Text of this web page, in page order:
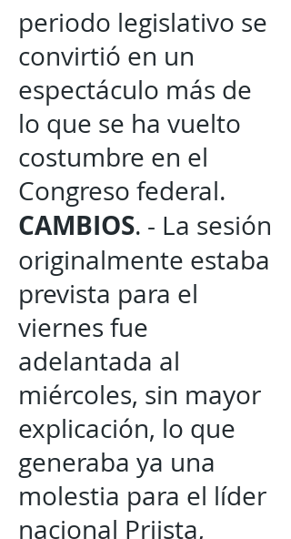
periodo legislativo se
convirtió en un
espectáculo más de
lo que se ha vuelto
costumbre en el
Congreso federal.
CAMBIOS. - La sesión
originalmente estaba
prevista para el
viernes fue
adelantada al
miércoles, sin mayor
explicación, lo que
generaba ya una
molestia para el líder
nacional Priista,